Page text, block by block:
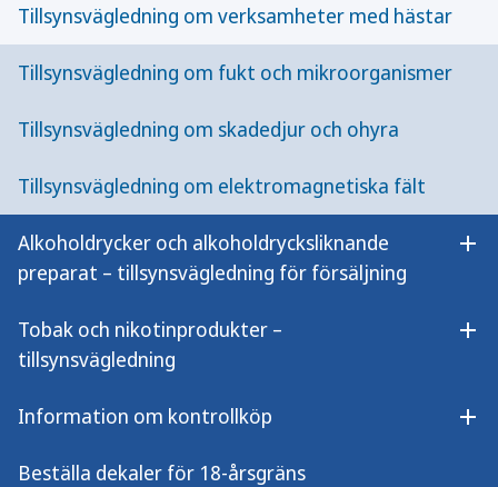
Tillsynsvägledning om verksamheter med hästar
Tillsynsvägledning om fukt och mikroorganismer
Tillsynsvägledning om skadedjur och ohyra
Tillsynsvägledning om elektromagnetiska fält
Alkoholdrycker och alkoholdrycksliknande
preparat – tillsynsvägledning för försäljning
Tobak och nikotinprodukter –
tillsynsvägledning
Information om kontrollköp
Beställa dekaler för 18-årsgräns
erfarenhet om bassängbad. Deras föreläsningar
syftar till att bredda webbinariet men utgör inte i
sig någon tillsynsvägledning.
Frågor och svar om tillsyn av bassängbad
Folkhälsomyndighetens allmänna råd om
Klagomål från privatpersoner riktas i första
hand till badanläggningen